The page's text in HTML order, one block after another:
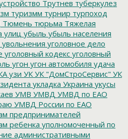
Трутнев туберкулез
туризмм турнир турпоход
Тюмень тюрьма Тяжелая
улиц убыль убыль населения
увольнения уголовное дело
уголовный кодекс уголовный
угон угон автомобиля удача
узи УК УК "ДомСтроСервис" УК
укладка Украина укусы
УМВ УМВД УМВД по ЕАО
УМВД России по ЕАО
предпринимателей
ребенка уполномоченный по
административными